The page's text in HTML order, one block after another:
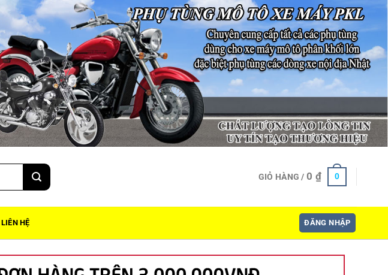
GIỎ HÀNG / 0 ₫ 0
LIÊN HỆ ĐĂNG NHẬP